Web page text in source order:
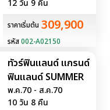
12 วัน 9 คืน
ราคาเริ่มต้น 309,900
รหัส002-A02150
ทัวร์ฟินแลนด์ แกรนด์
ฟินแลนด์ SUMMER
พ.ค.70 - ส.ค.70
10 วัน 8 คืน